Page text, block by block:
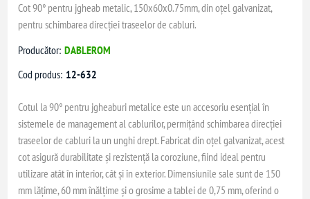
Cot 90° pentru jgheab metalic, 150x60x0.75mm, din oțel galvanizat,
pentru schimbarea direcției traseelor de cabluri.
Producător: DABLEROM
Cod produs: 12-632
Cotul la 90° pentru jgheaburi metalice este un accesoriu esențial în
sistemele de management al cablurilor, permițând schimbarea direcției
traseelor de cabluri la un unghi drept. Fabricat din oțel galvanizat, acest
cot asigură durabilitate și rezistență la coroziune, fiind ideal pentru
utilizare atât în interior, cât și în exterior. Dimensiunile sale sunt de 150
mm lățime, 60 mm înălțime și o grosime a tablei de 0,75 mm, oferind o